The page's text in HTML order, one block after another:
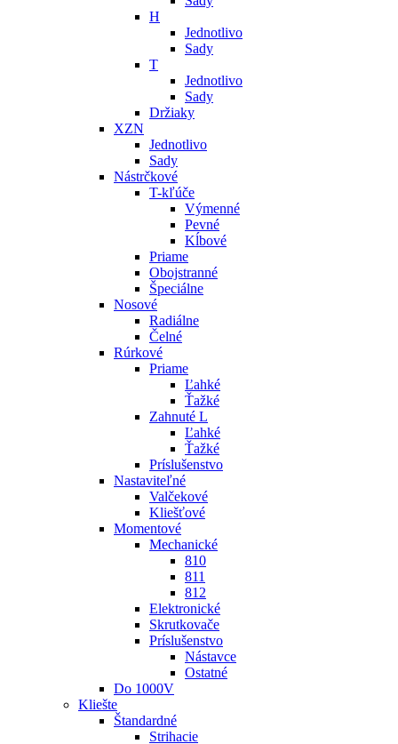
H
Jednotlivo
Sady
T
Jednotlivo
Sady
Držiaky
XZN
Jednotlivo
Sady
Nástrčkové
T-kľúče
Výmenné
Pevné
Kĺbové
Priame
Obojstranné
Špeciálne
Nosové
Radiálne
Čelné
Rúrkové
Priame
Ľahké
Ťažké
Zahnuté L
Ľahké
Ťažké
Príslušenstvo
Nastaviteľné
Valčekové
Kliešťové
Momentové
Mechanické
810
811
812
Elektronické
Skrutkovače
Príslušenstvo
Nástavce
Ostatné
Do 1000V
Kliešte
Štandardné
Strihacie